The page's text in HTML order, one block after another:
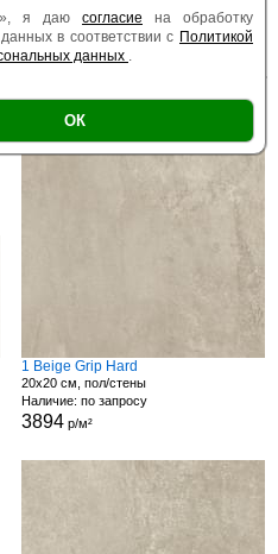
я даю согласие на обработку
в соответствии с Политикой
данных .
ОК
Поверхность |
1 Beige Grip Hard
20x20 см, пол/стены
Наличие: по запросу
3894 р/м²